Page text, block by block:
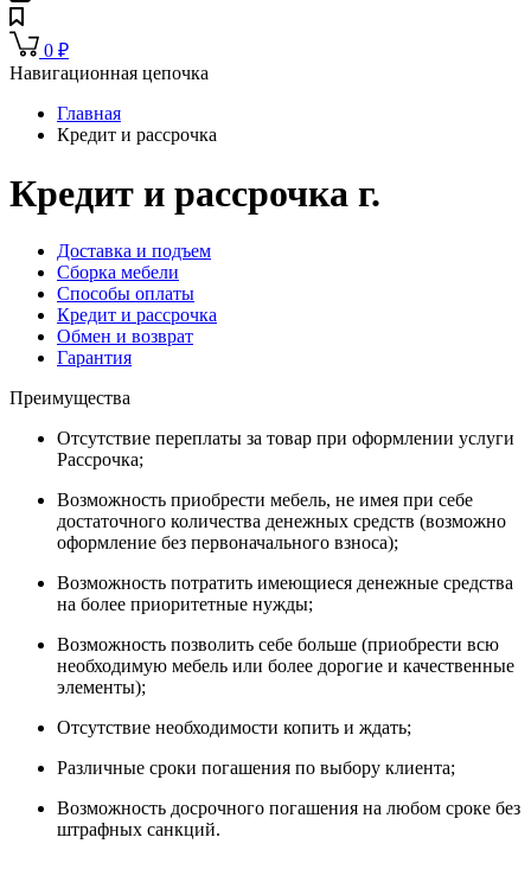
0 ₽
Навигационная цепочка
Главная
Кредит и рассрочка
Кредит и рассрочка г.
Доставка и подъем
Сборка мебели
Способы оплаты
Кредит и рассрочка
Обмен и возврат
Гарантия
Преимущества
Отсутствие переплаты за товар при оформлении услуги
Рассрочка;
Возможность приобрести мебель, не имея при себе
достаточного количества денежных средств (возможно
оформление без первоначального взноса);
Возможность потратить имеющиеся денежные средства
на более приоритетные нужды;
Возможность позволить себе больше (приобрести всю
необходимую мебель или более дорогие и качественные
элементы);
Отсутствие необходимости копить и ждать;
Различные сроки погашения по выбору клиента;
Возможность досрочного погашения на любом сроке без
штрафных санкций.